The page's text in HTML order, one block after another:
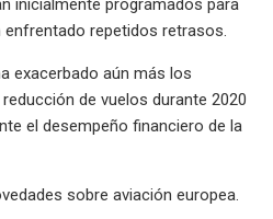
inicialmente programados para
enfrentado repetidos retrasos.
exacerbado aún más los
de vuelos durante 2020
el desempeño financiero de la
sobre aviación europea.